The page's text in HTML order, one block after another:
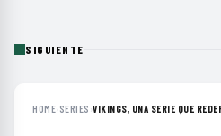
SIGUIENTE
HOME› SERIES ›VIKINGS, UNA SERIE QUE